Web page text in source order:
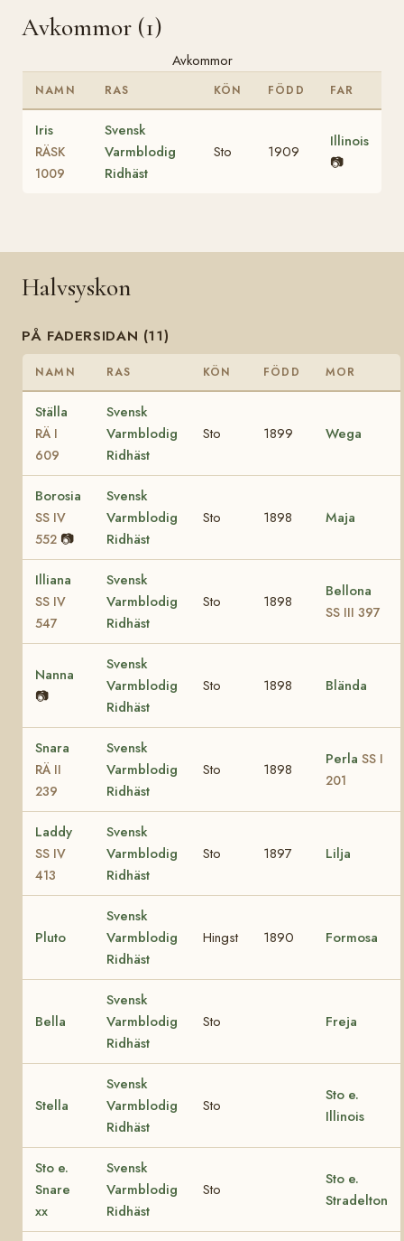
Avkommor (1)
Avkommor
NAMN RAS KÖN FÖDD FAR
Iris
RÄSK
1009
Svensk
Varmblodig
Ridhäst
Sto 1909
Illinois
📷
Halvsyskon
PÅ FADERSIDAN (11)
NAMN RAS KÖN FÖDD MOR
Ställa
RÄ I
609
Svensk
Varmblodig
Ridhäst
Sto 1899 Wega
Borosia
SS IV
552 📷
Svensk
Varmblodig
Ridhäst
Sto 1898 Maja
Illiana
SS IV
547
Svensk
Varmblodig
Ridhäst
Sto 1898
Bellona
SS III 397
Nanna
📷
Svensk
Varmblodig
Ridhäst
Sto 1898 Blända
Snara
RÄ II
239
Svensk
Varmblodig
Ridhäst
Sto 1898
Perla SS I
201
Laddy
SS IV
413
Svensk
Varmblodig
Ridhäst
Sto 1897 Lilja
Pluto
Svensk
Varmblodig
Ridhäst
Hingst 1890 Formosa
Bella
Svensk
Varmblodig
Ridhäst
Sto Freja
Stella
Svensk
Varmblodig
Ridhäst
Sto
Sto e.
Illinois
Sto e.
Snare
xx
Svensk
Varmblodig
Ridhäst
Sto
Sto e.
Stradelton